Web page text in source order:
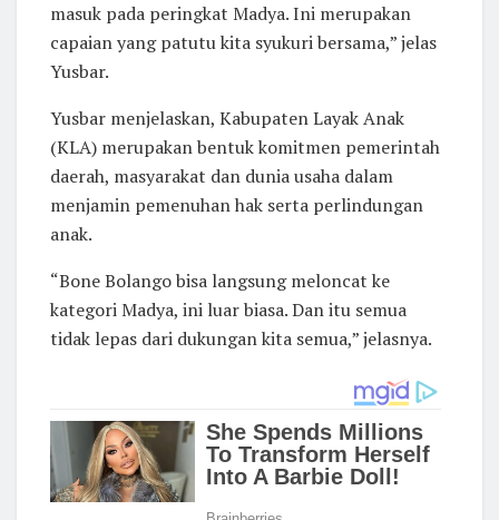
masuk pada peringkat Madya. Ini merupakan
capaian yang patutu kita syukuri bersama,” jelas
Yusbar.
Yusbar menjelaskan, Kabupaten Layak Anak
(KLA) merupakan bentuk komitmen pemerintah
daerah, masyarakat dan dunia usaha dalam
menjamin pemenuhan hak serta perlindungan
anak.
“Bone Bolango bisa langsung meloncat ke
kategori Madya, ini luar biasa. Dan itu semua
tidak lepas dari dukungan kita semua,” jelasnya.